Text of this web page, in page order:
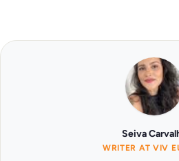
Seiva
WRITER AT VIV